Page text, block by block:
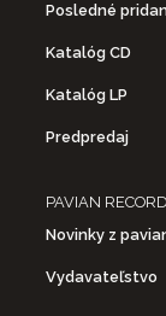
Posledné
Katalóg CD
Katalóg LP
Predpredaj
PAVIAN
Novinky z
Vydavateľstvo